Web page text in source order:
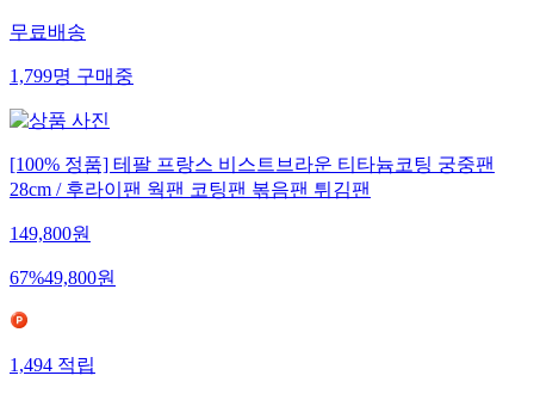
무료배송
1,799명 구매중
[100% 정품] 테팔 프랑스 비스트브라운 티타늄코팅 궁중팬
28cm / 후라이팬 웍팬 코팅팬 볶음팬 튀김팬
149,800원
67%49,800원
1,494 적립